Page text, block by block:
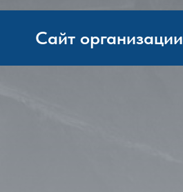
Сайт организации